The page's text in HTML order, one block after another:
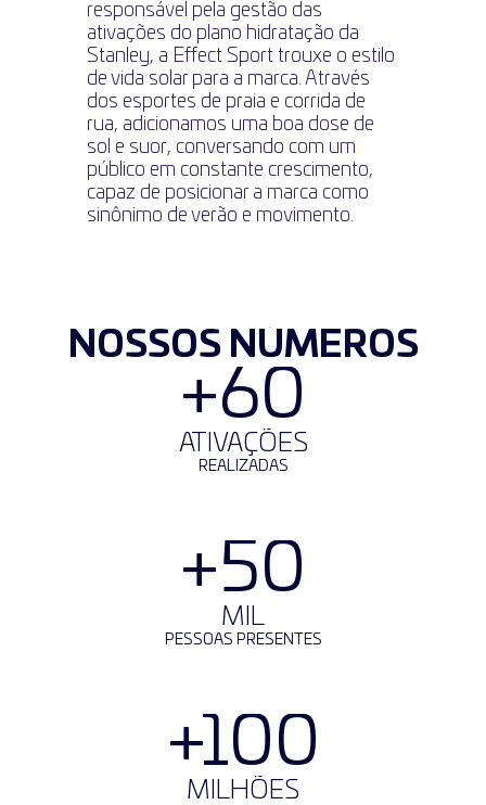
responsável pela gestão das
ativações do plano hidratação da
Stanley, a Effect Sport trouxe o estilo
de vida solar para a marca. Através
dos esportes de praia e corrida de
rua, adicionamos uma boa dose de
sol e suor, conversando com um
público em constante crescimento,
capaz de posicionar a marca como
sinônimo de verão e movimento.
NOSSOS NÚMEROS
+60
ATIVAÇÕES
REALIZADAS
+50
MIL
PESSOAS PRESENTES
+100
MILHÕES